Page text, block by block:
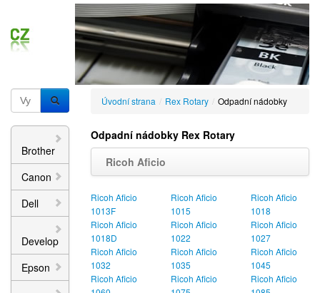
Brother
Canon
Dell
Develop
Epson
Úvodní strana / Rex Rotary / Odpadní nádobky
Odpadní nádobky Rex Rotary
Ricoh Aficio
Ricoh Aficio
1013F
Ricoh Aficio
1015
Ricoh Aficio
1018
Ricoh Aficio
1018D
Ricoh Aficio
1022
Ricoh Aficio
1027
Ricoh Aficio
1032
Ricoh Aficio
1035
Ricoh Aficio
1045
Ricoh Aficio
Ricoh Aficio
Ricoh Aficio